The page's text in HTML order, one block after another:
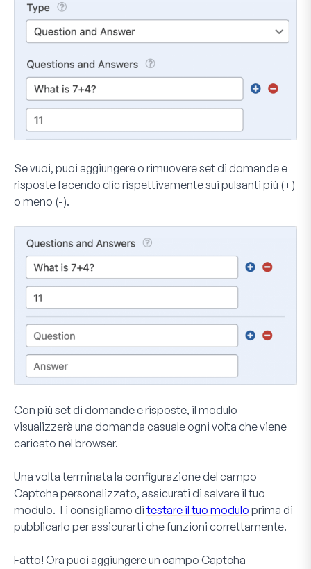
Se vuoi, puoi aggiungere o rimuovere set di domande e
risposte facendo clic rispettivamente sui pulsanti più (+)
o meno (-).
Con più set di domande e risposte, il modulo
visualizzerà una domanda casuale ogni volta che viene
caricato nel browser.
Una volta terminata la configurazione del campo
Captcha personalizzato, assicurati di salvare il tuo
modulo. Ti consigliamo ditestare il tuo modulo prima di
pubblicarlo per assicurarti che funzioni correttamente.
Fatto! Ora puoi aggiungere un campo Captcha